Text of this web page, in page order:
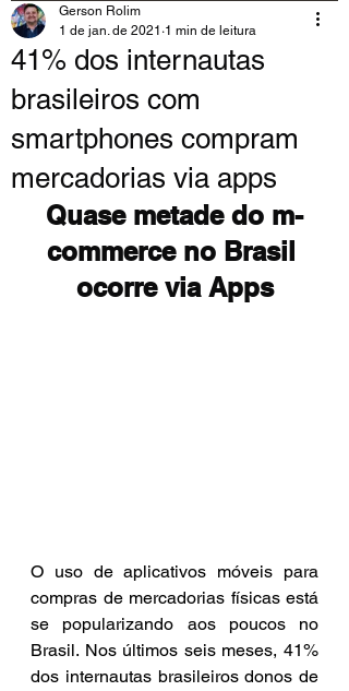
41% dos internautas
brasileiros com
smartphones compram
mercadorias via apps
Gerson Rolim
1 de jan. de 2021 1 min de leitura
Quase metade do m-
commerce no Brasil
ocorre via Apps
O uso de aplicativos móveis para
compras de mercadorias físicas está
se popularizando aos poucos no
Brasil. Nos últimos seis meses, 41%
dos internautas brasileiros donos de